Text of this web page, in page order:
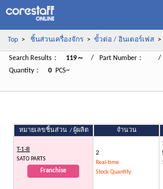
Top> ชิ้นส่วนเครื่องจักร> ขั้วต่อ / อินเตอร์เฟส>
Search Results： 119～ / Part Number： /
Quantity：
0
PCS~
หมายเลขชิ้นส่วน / ผู้ผลิต จำนวน
T-1-B
SATO PARTS
Franchise
2
Real-time
Stock Quantity